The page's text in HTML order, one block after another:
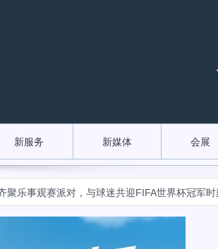
新服务 新媒体 会展
观赛派对，与球迷共迎FIFA世界杯冠军时刻 «